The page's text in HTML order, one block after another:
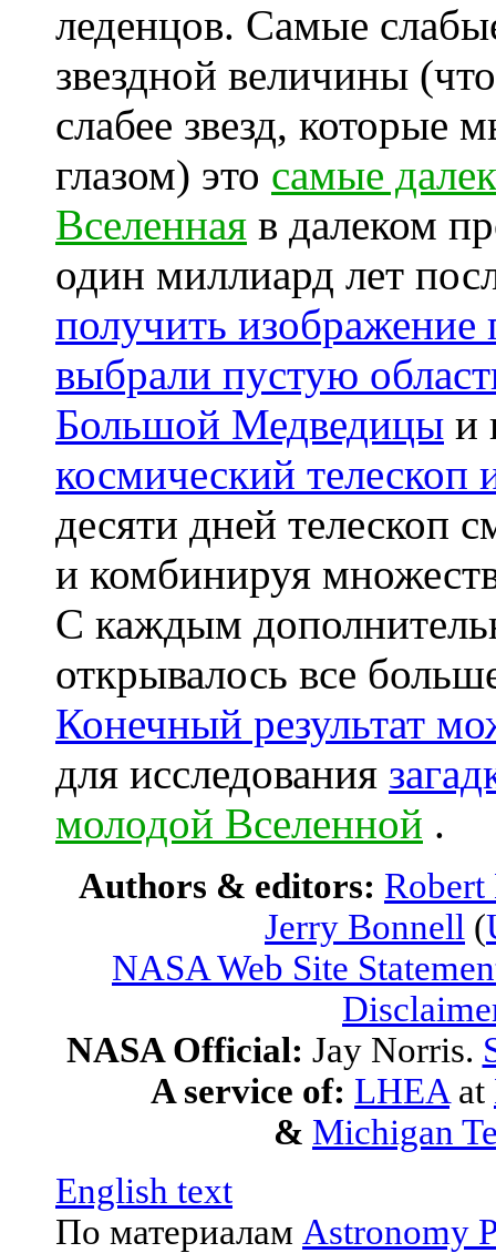
леденцов. Самые
звездной величины
слабее звезд,
глазом) это самые
Вселенная в далеком
один миллиард лет
получить изображение
выбрали пустую
Большой Медведицы и
космический телескоп
десяти дней телескоп
и комбинируя
С каждым
открывалось все
Конечный результат
для исследования
молодой Вселенной .
Authors & editors:
Jerry Bonnell (
NASA Web Site
NASA Official: Jay Norris.
A service of: LHEA at
& Michigan
English text
По материалам Astronomy